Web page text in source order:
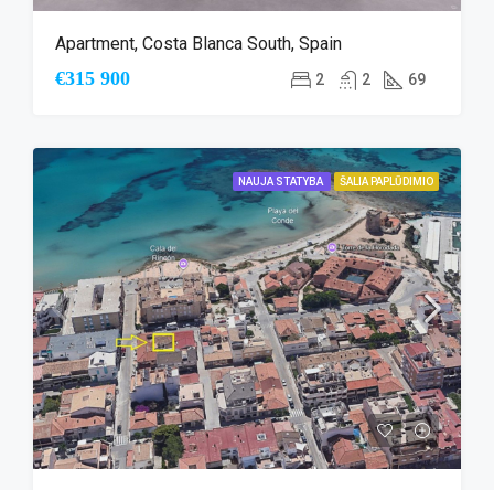
Apartment, Costa Blanca South, Spain
€315 900 2 2 69
NAUJA STATYBA ŠALIA PAPLŪDIMIO